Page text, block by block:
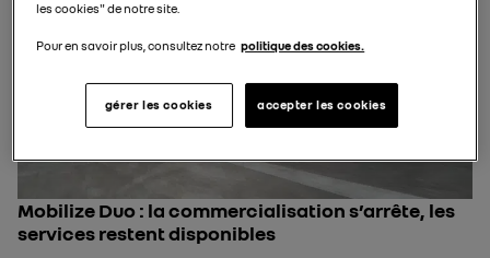
Mobilize Duo : la commercialisation s’arrête, les
services restent disponibles
les cookies" de notre site.
Pour en savoir plus, consultez notre politique des cookies.
gérer les cookies accepter les cookies